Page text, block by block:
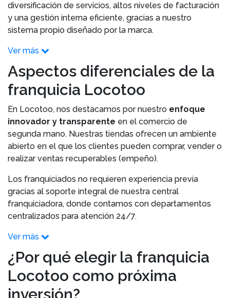
diversificación de servicios, altos niveles de facturación
y una gestión interna eficiente, gracias a nuestro
sistema propio diseñado por la marca.
Ver más
Aspectos diferenciales de la
franquicia Locotoo
En Locotoo, nos destacamos por nuestro enfoque
innovador y transparente en el comercio de
segunda mano. Nuestras tiendas ofrecen un ambiente
abierto en el que los clientes pueden comprar, vender o
realizar ventas recuperables (empeño).
Los franquiciados no requieren experiencia previa
gracias al soporte integral de nuestra central
franquiciadora, donde contamos con departamentos
centralizados para atención 24/7.
Ver más
¿Por qué elegir la franquicia
Locotoo como próxima
inversión?